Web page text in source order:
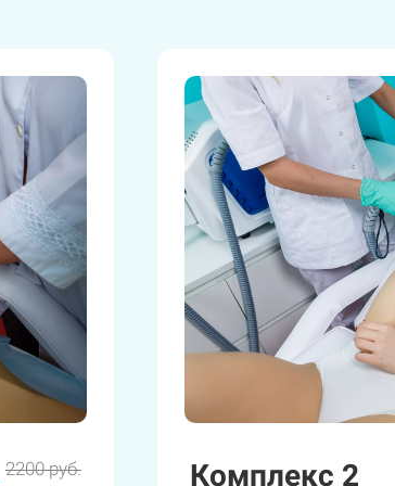
2200 руб. Комплекс 2